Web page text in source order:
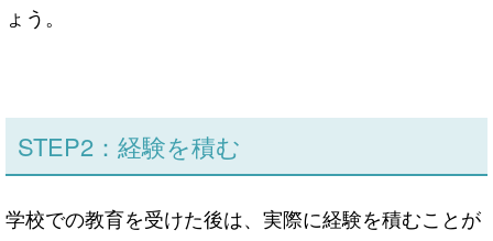
ょう。
STEP2：経験を積む
学校での教育を受けた後は、実際に経験を積むことが